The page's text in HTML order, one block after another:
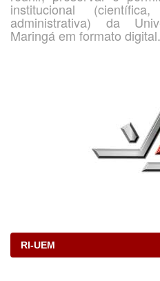
institucional
administrativa) da
Maringá em formato digital.
RI-UEM